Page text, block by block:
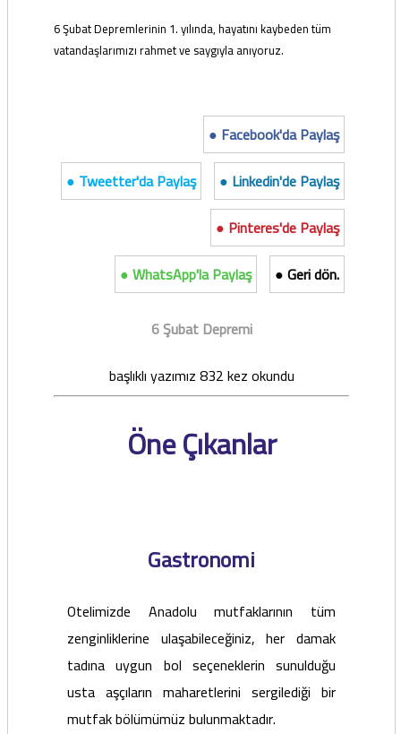
6 Şubat Depremlerinin 1. yılında, hayatını kaybeden tüm
vatandaşlarımızı rahmet ve saygıyla anıyoruz.
● Facebook'da Paylaş
● Tweetter'da Paylaş
● Linkedin'de Paylaş
● Pinteres'de Paylaş
● WhatsApp'la Paylaş
● Geri dön.
6 Şubat Depremi
başlıklı yazımız 832 kez okundu
Öne Çıkanlar
Gastronomi
Otelimizde Anadolu mutfaklarının tüm
zenginliklerine ulaşabileceğiniz, her damak
tadına uygun bol seçeneklerin sunulduğu
usta aşçıların maharetlerini sergilediği bir
mutfak bölümümüz bulunmaktadır.